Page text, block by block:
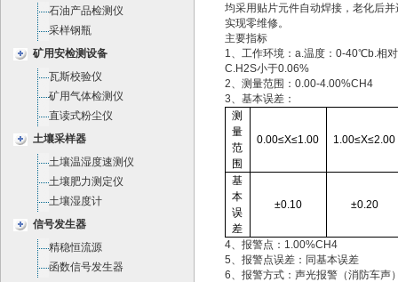
石油产品检测仪
采样钢瓶
矿用安检测设备
瓦斯校验仪
矿用气体检测仪
直读式粉尘仪
土壤采样器
土壤温湿度速测仪
土壤肥力测定仪
土壤湿度计
信号发生器
精稳恒流源
函数信号发生器
均采用贴片元件自动焊接，老化后
实现零维修。
主要指标
1、工作环境：a.温度：0-40℃b.相
C.H2S小于0.06%
2、测量范围：0.00-4.00%CH4
3、基本误差：
测
量
范
围
0.00≤X≤1.00 1.00≤X≤2.00
基
本
误
差
±0.10 ±0.20
4、报警点：1.00%CH4
5、报警点误差：同基本误差
6、报警方式：声光报警（消防车声